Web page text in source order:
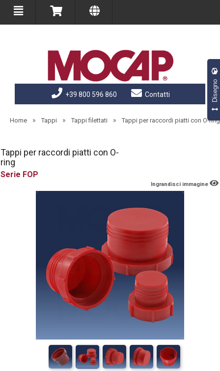
+39 800 596 860 Contatti
Home » Tappi » Tappi filettati » Tappi per raccordi piatti con O-ring
Tappi per raccordi piatti con O-
ring
FOP
Ingrandisci immagine
Disegno